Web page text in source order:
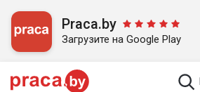
Praca.by
Загрузите на Google Play